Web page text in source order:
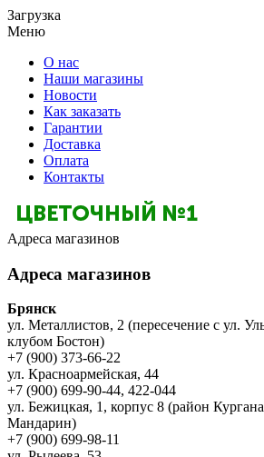
Загрузка
Меню
О нас
Наши магазины
Новости
Как заказать
Гарантии
Доставка
Оплата
Контакты
Адреса магазинов
Адреса магазинов
Брянск
ул. Металлистов, 2 (пересечение с ул.
клубом Бостон)
+7 (900) 373-66-22
ул. Красноармейская, 44
+7 (900) 699-90-44, 422-044
ул. Бежицкая, 1, корпус 8 (район
Мандарин)
+7 (900) 699-98-11